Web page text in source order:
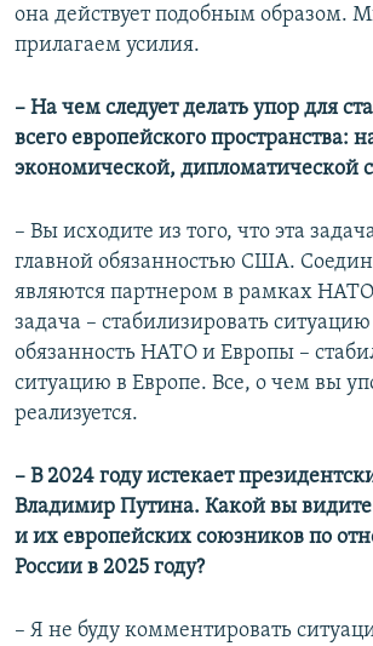
она действует подобным образом.
прилагаем усилия.
– На чем следует делать упор для
всего европейского пространства:
экономической, дипломатической
– Вы исходите из того, что эта
главной обязанностью США.
являются партнером в рамках
задача – стабилизировать
обязанность НАТО и Европы –
ситуацию в Европе. Все, о чем вы
реализуется.
– В 2024 году истекает
Владимир Путина. Какой вы
и их европейских союзников по
России в 2025 году?
– Я не буду комментировать